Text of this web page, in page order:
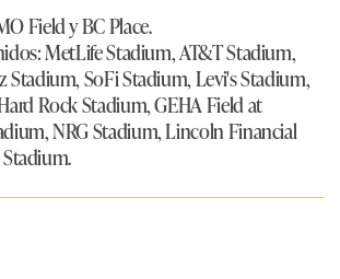
Field y BC Place.
: MetLife Stadium, AT&T Stadium,
Stadium, SoFi Stadium, Levi's Stadium,
Rock Stadium, GEHA Field at
NRG Stadium, Lincoln Financial